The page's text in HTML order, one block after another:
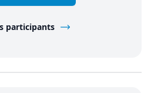
participants